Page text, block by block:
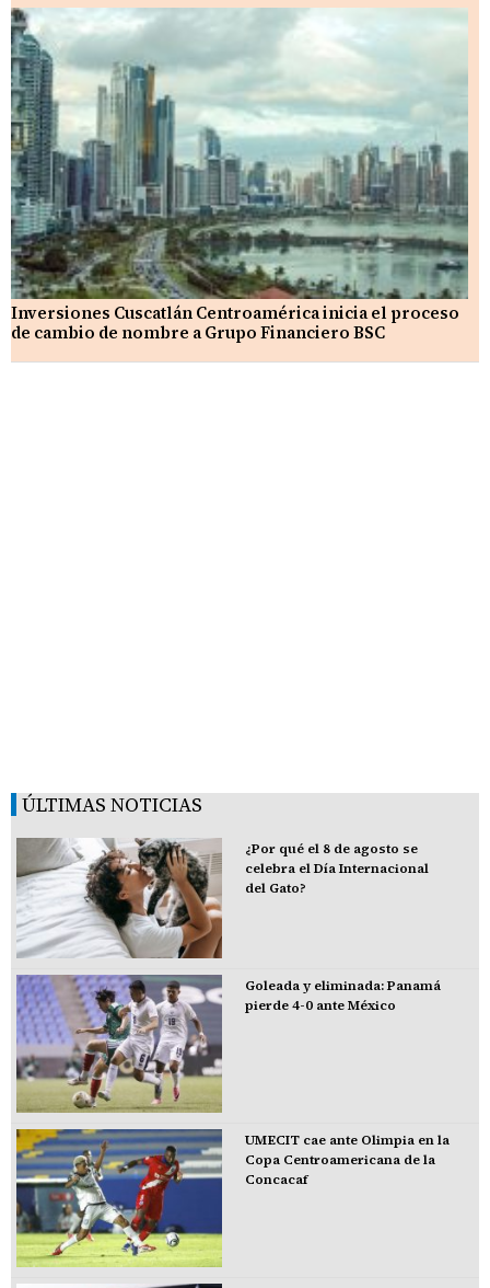
Inversiones Cuscatlán Centroamérica inicia el proceso
de cambio de nombre a Grupo Financiero BSC
ÚLTIMAS NOTICIAS
¿Por qué el 8 de agosto se
celebra el Día Internacional
del Gato?
Goleada y eliminada: Panamá
pierde 4-0 ante México
UMECIT cae ante Olimpia en la
Copa Centroamericana de la
Concacaf